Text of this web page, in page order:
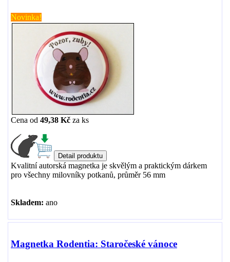
Novinka!
Cena od 49,38 Kč za ks
Kvalitní autorská magnetka je skvělým a praktickým dárkem
pro všechny milovníky potkanů, průměr 56 mm
Skladem: ano
Magnetka Rodentia: Staročeské vánoce